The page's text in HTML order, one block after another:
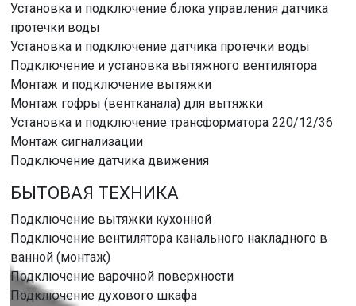
Установка и подключение блока управления датчика
протечки воды
Установка и подключение датчика протечки воды
Подключение и установка вытяжного вентилятора
Монтаж и подключение вытяжки
Монтаж гофры (вентканала) для вытяжки
Установка и подключение трансформатора 220/12/36
Монтаж сигнализации
Подключение датчика движения
БЫТОВАЯ ТЕХНИКА
Подключение вытяжки кухонной
Подключение вентилятора канального накладного в
ванной (монтаж)
Подключение варочной поверхности
Подключение духового шкафа